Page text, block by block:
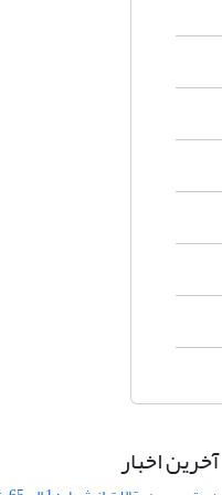
آخرین اخبار